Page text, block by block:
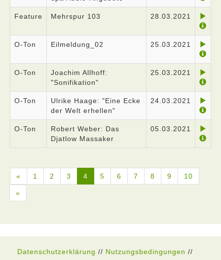
Feature Mehrspur 103 28.03.2021
O-Ton Eilmeldung_02 25.03.2021
O-Ton
Joachim Allhoff:
"Sonifikation"
25.03.2021
O-Ton
Ulrike Haage: "Eine Ecke
der Welt erhellen"
24.03.2021
O-Ton
Robert Weber: Das
Djatlow Massaker
05.03.2021
« 1 2 3 4 5 6 7 8 9 10
»
Datenschutzerklärung // Nutzungsbedingungen //